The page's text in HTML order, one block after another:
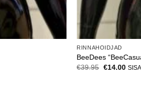
RINNAHOIDJAD
BeeDees
€39.95 Algne
€14.00